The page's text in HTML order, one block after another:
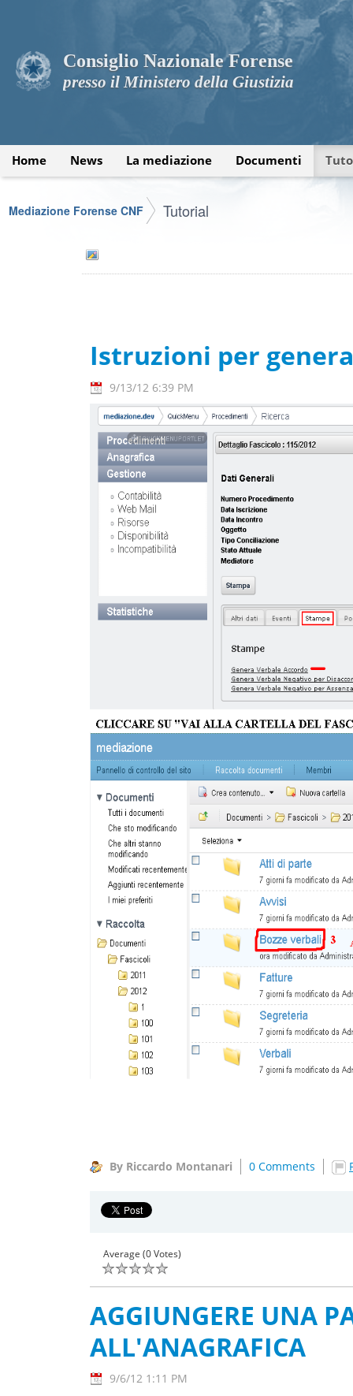
Consiglio Nazionale Forense
presso il Ministero della Giustizia
Home News La mediazione Documenti
Mediazione Forense CNF Tutorial
Istruzioni per
9/13/12 6:39 PM
By Riccardo Montanari 0 Comments
Average (0 Votes)
AGGIUNGERE UNA
ALL'ANAGRAFICA
9/6/12 1:11 PM